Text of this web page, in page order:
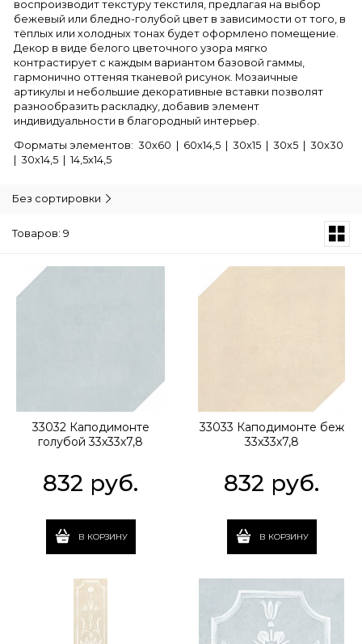
воспроизводит текстуру текстиля, предлагая на выбор
бежевый или бледно-голубой цвет в зависимости от того, в
тёплых или холодных тонах будет оформлено помещение.
Декор в виде белого цветочного узора мягко
контрастирует с каждым вариантом базовой гаммы,
гармонично оттеняя тканевой рисунок. Мозаичные
артикулы и небольшие декоративные вставки позволят
разнообразить раскладку, добавив элемент
индивидуальности в благородный интерьер.
Форматы элементов: 30х60 | 60х14,5 | 30х15 | 30х5 | 30х30
| 30х14,5 | 14,5х14,5
Без сортировки
Товаров: 9
33032 Каподимонте
голубой 33х33х7,8
832 руб.
В КОРЗИНУ
33033 Каподимонте беж
33х33х7,8
832 руб.
В КОРЗИНУ